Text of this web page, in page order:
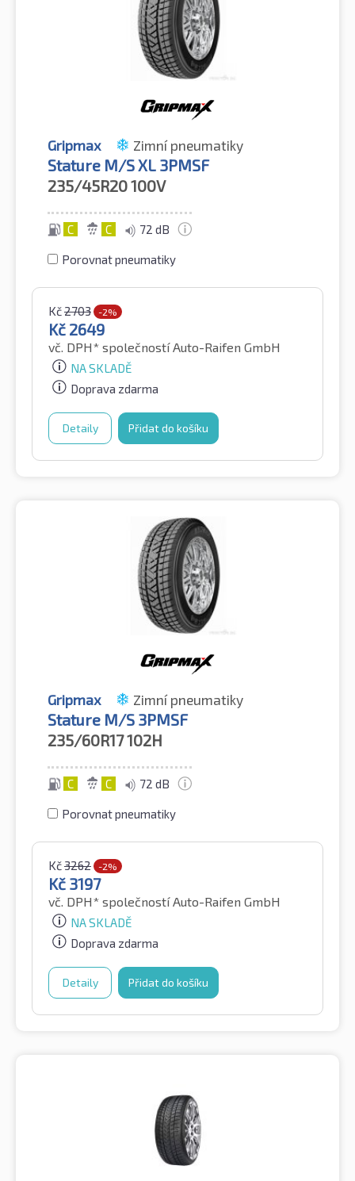
Gripmax Zimní pneumatiky
Stature M/S XL 3PMSF
235/45R20100V
C C 72 dB
Porovnat pneumatiky
Kč2703 -2%
Kč 2649
vč. DPH* společností Auto-Raifen GmbH
NA SKLADĚ
Doprava zdarma
Detaily Přidat do košíku
Gripmax Zimní pneumatiky
Stature M/S 3PMSF
235/60R17102H
C C 72 dB
Porovnat pneumatiky
Kč3262 -2%
Kč 3197
vč. DPH* společností Auto-Raifen GmbH
NA SKLADĚ
Doprava zdarma
Detaily Přidat do košíku